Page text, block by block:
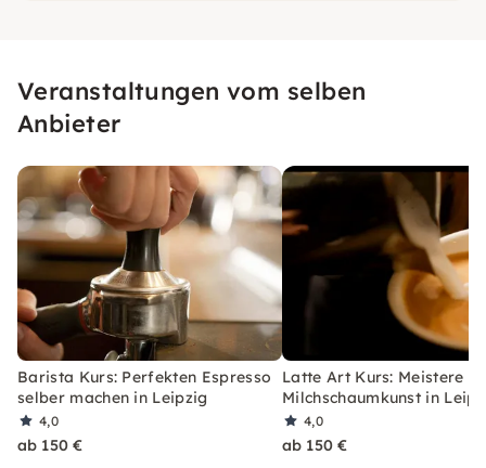
Veranstaltungen vom selben
Anbieter
Barista Kurs: Perfekten Espresso
selber machen in Leipzig
4,0
ab 150 €
Latte Art Kurs: Meistere
Milchschaumkunst in
4,0
ab 150 €